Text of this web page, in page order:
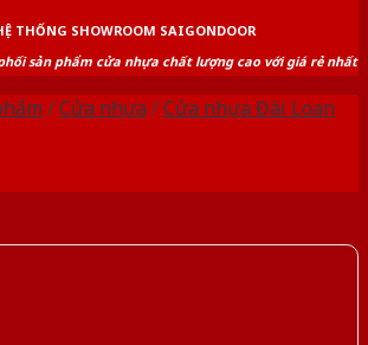
THỐNG SHOWROOM SAIGONDOOR
sản phẩm cửa nhựa chất lượng cao với giá rẻ nhất
/Cửa nhựa /Cửa nhựa Đài Loan